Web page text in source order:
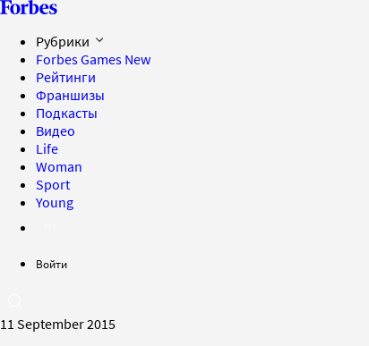
Рубрики
Forbes Games New
Рейтинги
Франшизы
Подкасты
Видео
Life
Woman
Sport
Young
Войти
11 September 2015